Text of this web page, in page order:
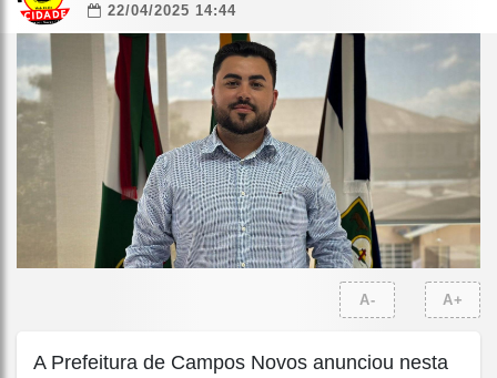
22/04/2025 14:44
A- A+
A Prefeitura de Campos Novos anunciou nesta